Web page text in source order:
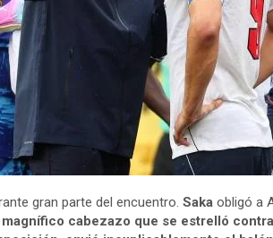
gran parte del encuentro. Saka obligó a
magnífico cabezazo que se estrelló